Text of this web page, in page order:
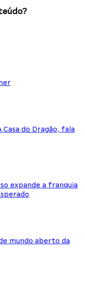
do Dragão, fala
expande a franquia
mundo aberto da